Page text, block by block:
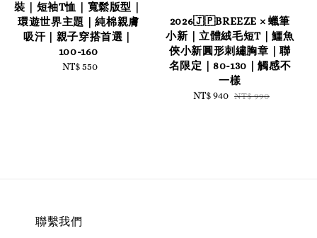
裝｜短袖T恤｜寬鬆版型｜
環遊世界主題｜純棉親膚
吸汗｜親子穿搭首選｜
100-160
Regular
NT$ 550
2026🇯🇵BREEZE × 蠟筆
小新｜立體絨毛短T｜鱷魚
俠小新圓形刺繡胸章｜聯
名限定｜80-130｜觸感不
一樣
Sale
NT$ 940 Regular
NT$ 990
聯繫我們